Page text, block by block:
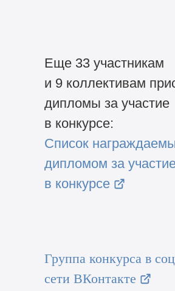
Еще 33 участникам
и 9 коллективам
дипломы за участие
в конкурсе:
Список
дипломом за
в конкурсе
Группа конкурса в
сети ВКонтакте